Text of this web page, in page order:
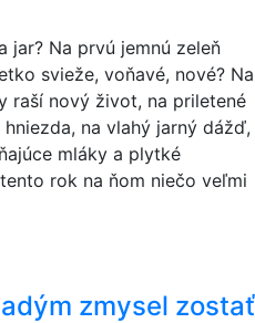
jar? Na prvú jemnú zeleň
svieže, voňavé, nové? Na
raší nový život, na priletené
na vlahý jarný dážď,
mláky a plytké
rok na ňom niečo veľmi
zmysel zostať